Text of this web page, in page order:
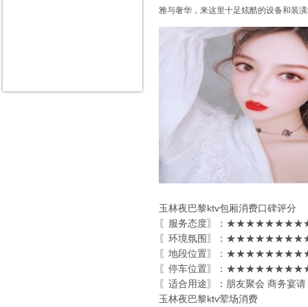
雅与奢华，来这里十足炫酷的设备和装
玉林夜巴黎ktv包厢消费口碑评分
〖服务态度〗：
〖环境氛围〗：
〖地段位置〗：
〖停车位置〗：
〖适合用途〗：朋友聚会 商务宴请
玉林夜巴黎ktv荤场消费